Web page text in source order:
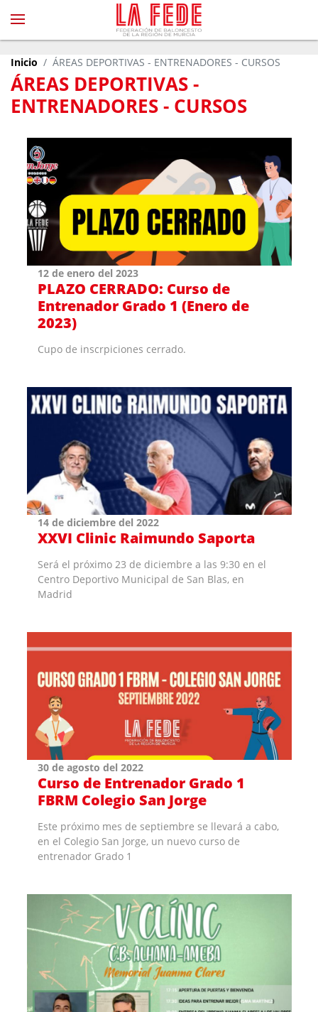
ÁREAS DEPORTIVAS -
ENTRENADORES - CURSOS
Inicio ÁREAS DEPORTIVAS - ENTRENADORES - CURSOS
12 de enero del 2023
PLAZO CERRADO: Curso de
Entrenador Grado 1 (Enero de
2023)
Cupo de inscrpiciones cerrado.
14 de diciembre del 2022
XXVI Clinic Raimundo Saporta
Será el próximo 23 de diciembre a las 9:30 en el
Centro Deportivo Municipal de San Blas, en
Madrid
30 de agosto del 2022
Curso de Entrenador Grado 1
FBRM Colegio San Jorge
Este próximo mes de septiembre se llevará a cabo,
en el Colegio San Jorge, un nuevo curso de
entrenador Grado 1